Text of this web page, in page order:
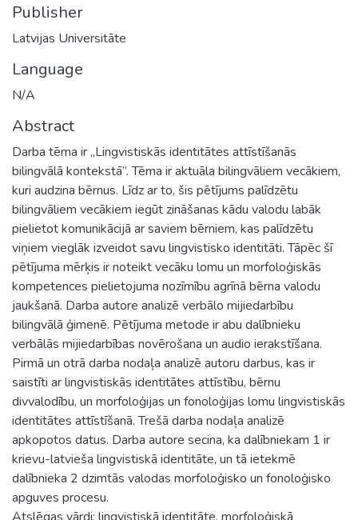
Publisher
Latvijas Universitāte
Language
N/A
Abstract
Darba tēma ir „Lingvistiskās identitātes attīstīšanās
bilingvālā kontekstā”. Tēma ir aktuāla bilingvāliem vecākiem,
kuri audzina bērnus. Līdz ar to, šis pētījums palīdzētu
bilingvāliem vecākiem iegūt zināšanas kādu valodu labāk
pielietot komunikācijā ar saviem bērniem, kas palīdzētu
viņiem vieglāk izveidot savu lingvistisko identitāti. Tāpēc šī
pētījuma mērķis ir noteikt vecāku lomu un morfoloģiskās
kompetences pielietojuma nozīmību agrīnā bērna valodu
jaukšanā. Darba autore analizē verbālo mijiedarbību
bilingvālā ģimenē. Pētījuma metode ir abu dalībnieku
verbālās mijiedarbības novērošana un audio ierakstīšana.
Pirmā un otrā darba nodaļa analizē autoru darbus, kas ir
saistīti ar lingvistiskās identitātes attīstību, bērnu
divvalodību, un morfoloģijas un fonoloģijas lomu lingvistiskās
identitātes attīstīšanā. Trešā darba nodaļa analizē
apkopotos datus. Darba autore secina, ka dalībniekam 1 ir
krievu-latvieša lingvistiskā identitāte, un tā ietekmē
dalībnieka 2 dzimtās valodas morfoloģisko un fonoloģisko
apguves procesu.